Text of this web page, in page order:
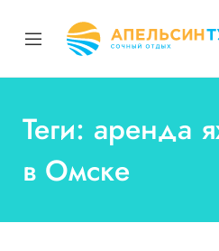
Теги: аренда
в Омске